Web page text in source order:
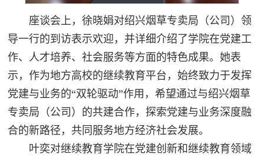
座谈会上，徐晓娟对绍兴烟草专卖局（公司）领
导一行的到访表示欢迎，并详细介绍了学院在党建工
作、人才培养、社会服务等方面的特色成果。她表
示，作为地方高校的继续教育平台，始终致力于发挥
党建与业务的“双轮驱动”作用，希望通过与绍兴烟草
专卖局（公司）的共建合作，探索党建与业务深度融
合的新路径，共同服务地方经济社会发展。
叶奕对继续教育学院在党建创新和继续教育领域